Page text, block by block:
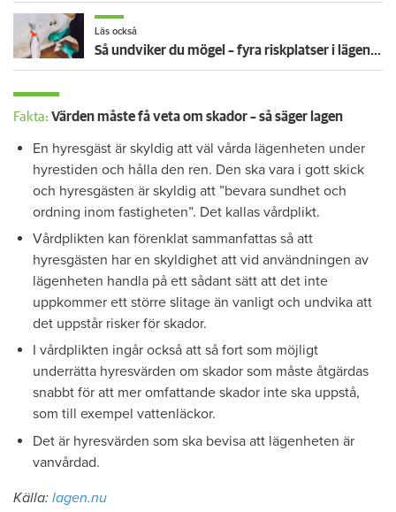
Läs också
Så undviker du mögel – fyra riskplatser i lägenheten: ”Måste städa bort”
Fakta: Värden måste få veta om skador – så säger lagen
En hyresgäst är skyldig att väl vårda lägenheten under
hyrestiden och hålla den ren. Den ska vara i gott skick
och hyresgästen är skyldig att ”bevara sundhet och
ordning inom fastigheten”. Det kallas vårdplikt.
Vårdplikten kan förenklat sammanfattas så att
hyresgästen har en skyldighet att vid användningen av
lägenheten handla på ett sådant sätt att det inte
uppkommer ett större slitage än vanligt och undvika att
det uppstår risker för skador.
I vårdplikten ingår också att så fort som möjligt
underrätta hyresvärden om skador som måste åtgärdas
snabbt för att mer omfattande skador inte ska uppstå,
som till exempel vattenläckor.
Det är hyresvärden som ska bevisa att lägenheten är
vanvårdad.
Källa: lagen.nu